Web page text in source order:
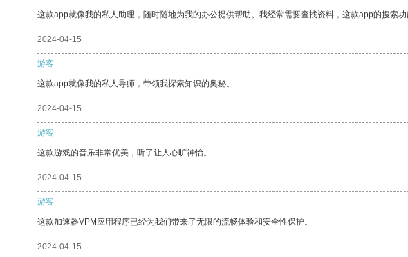
这款app就像我的私人助理，随时随地为我的办公提供帮助。我经常需要查找资料，这款app的搜索功
2024-04-15
游客
这款app就像我的私人导师，带领我探索知识的奥秘。
2024-04-15
游客
这款游戏的音乐非常优美，听了让人心旷神怡。
2024-04-15
游客
这款加速器VPM应用程序已经为我们带来了无限的流畅体验和安全性保护。
2024-04-15